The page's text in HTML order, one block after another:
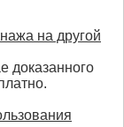
на другой
доказанного